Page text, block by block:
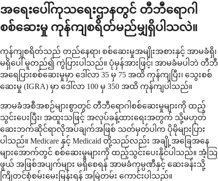
အရေးပေါ်ကုသရေးဌာနတွင် တီဘီရောဂါ
စစ်ဆေးမှု ကုန်ကျစရိတ်မည်မျှရှိပါသလဲ။
ကုန်ကျစရိတ်သည် တည်နေရာ၊ စစ်ဆေးမှုအမျိုးအစားနှင့် အာမခံရှိ၊
မရှိပေါ် မူတည်၍ ကွဲပြားပါသည်။ ပုံမှန်အားဖြင့်၊ အာမခံမပါဘဲ တီဘီ
အရေပြားစစ်ဆေးမှုမှာ ဒေါ်လာ 35 မှ 75 အထိ ကုန်ကျပြီး၊ သွေးစစ်
ဆေးမှု (IGRA) မှာ ဒေါ်လာ 100 မှ 350 အထိ ကုန်ကျပါသည်။
အာမခံအစီအစဉ်များစွာတွင် တီဘီရောဂါစစ်ဆေးမှုများကို ထည့်
သွင်းပေးပြီး၊ အထူးသဖြင့် အလုပ်ခန့်ထားရေးအတွက် သို့မဟုတ်
ဆေးဘက်ဆိုင်ရာလိုအပ်ချက်အဖြစ် သတ်မှတ်ပါက ပိုမိုများပြား
ပါသည်။ Medicare နှင့် Medicaid တို့သည်လည်း အချို့အခြေအနေ
များအောက်တွင် စစ်ဆေးမှုများကို ထည့်သွင်းပေးနိုင်ပါသည်။ အံ့သြ
ဖွယ် အဖြစ်အပျက်များ မရှိစေရန် အာမခံကုမ္ပဏီနှင့် ဆေးခန်းသို့
ကြိုတင်စုံစမ်းမေးမြန်းရန် အမြဲတမ်း ကောင်းပါသည်။